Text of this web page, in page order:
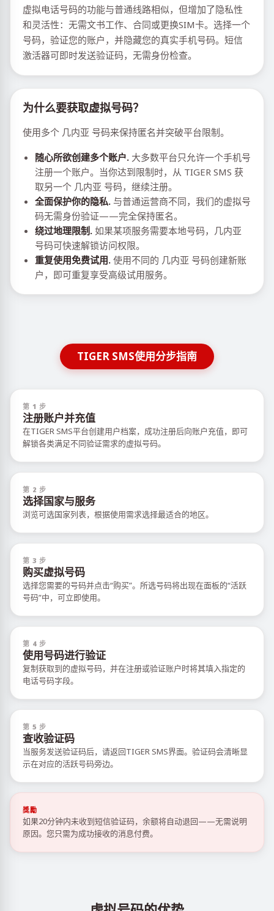
虚拟电话号码的功能与普通线路相似，但增加了隐私性
和灵活性：无需文书工作、合同或更换SIM卡。选择一个
号码，验证您的账户，并隐藏您的真实手机号码。短信
激活器可即时发送验证码，无需身份检查。
为什么要获取虚拟号码？
使用多个 几内亚 号码来保持匿名并突破平台限制。
随心所欲创建多个账户. 大多数平台只允许一个手机号
注册一个账户。当你达到限制时，从 TIGER SMS 获
取另一个 几内亚 号码，继续注册。
全面保护你的隐私. 与普通运营商不同，我们的虚拟号
码无需身份验证——完全保持匿名。
绕过地理限制. 如果某项服务需要本地号码，几内亚
号码可快速解锁访问权限。
重复使用免费试用. 使用不同的 几内亚 号码创建新账
户，即可重复享受高级试用服务。
TIGER SMS使用分步指南
第 1 步
注册账户并充值
在TIGER SMS平台创建用户档案，成功注册后向账户充值，即可
解锁各类满足不同验证需求的虚拟号码。
第 2 步
选择国家与服务
浏览可选国家列表，根据使用需求选择最适合的地区。
第 3 步
购买虚拟号码
选择您需要的号码并点击“购买”。所选号码将出现在面板的“活跃
号码”中，可立即使用。
第 4 步
使用号码进行验证
复制获取到的虚拟号码，并在注册或验证账户时将其填入指定的
电话号码字段。
第 5 步
查收验证码
当服务发送验证码后，请返回TIGER SMS界面。验证码会清晰显
示在对应的活跃号码旁边。
獎勵
如果20分钟内未收到短信验证码，余额将自动退回——无需说明
原因。您只需为成功接收的消息付费。